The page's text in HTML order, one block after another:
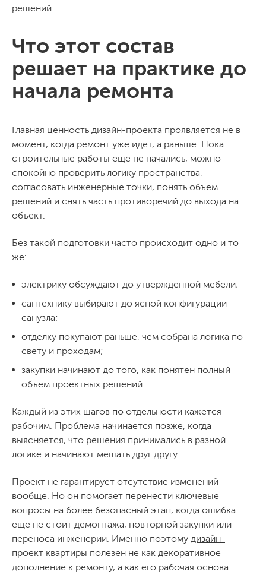
решений.
Что этот состав
решает на практике до
начала ремонта
Главная ценность дизайн-проекта проявляется не в
момент, когда ремонт уже идет, а раньше. Пока
строительные работы еще не начались, можно
спокойно проверить логику пространства,
согласовать инженерные точки, понять объем
решений и снять часть противоречий до выхода на
объект.
Без такой подготовки часто происходит одно и то
же:
электрику обсуждают до утвержденной мебели;
сантехнику выбирают до ясной конфигурации
санузла;
отделку покупают раньше, чем собрана логика по
свету и проходам;
закупки начинают до того, как понятен полный
объем проектных решений.
Каждый из этих шагов по отдельности кажется
рабочим. Проблема начинается позже, когда
выясняется, что решения принимались в разной
логике и начинают мешать друг другу.
Проект не гарантирует отсутствие изменений
вообще. Но он помогает перенести ключевые
вопросы на более безопасный этап, когда ошибка
еще не стоит демонтажа, повторной закупки или
переноса инженерии. Именно поэтому дизайн-
проект квартиры полезен не как декоративное
дополнение к ремонту, а как его рабочая основа.